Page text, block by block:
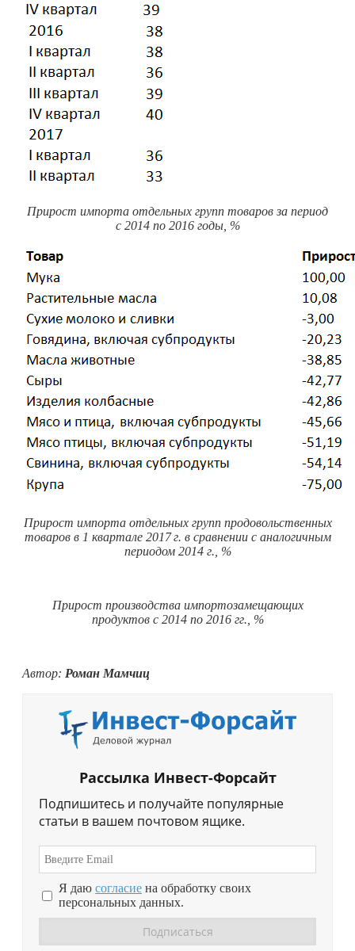
Прирост импорта отдельных групп товаров за период
с 2014 по 2016 годы, %
Прирост импорта отдельных групп продовольственных
товаров в 1 квартале 2017 г. в сравнении с аналогичным
периодом 2014 г., %
Прирост производства импортозамещающих
продуктов с 2014 по 2016 гг., %
Автор: Роман Мамчиц
Рассылка Инвест-Форсайт
Подпишитесь и получайте популярные
статьи в вашем почтовом ящике.
Я даю согласие на обработку своих
персональных данных.